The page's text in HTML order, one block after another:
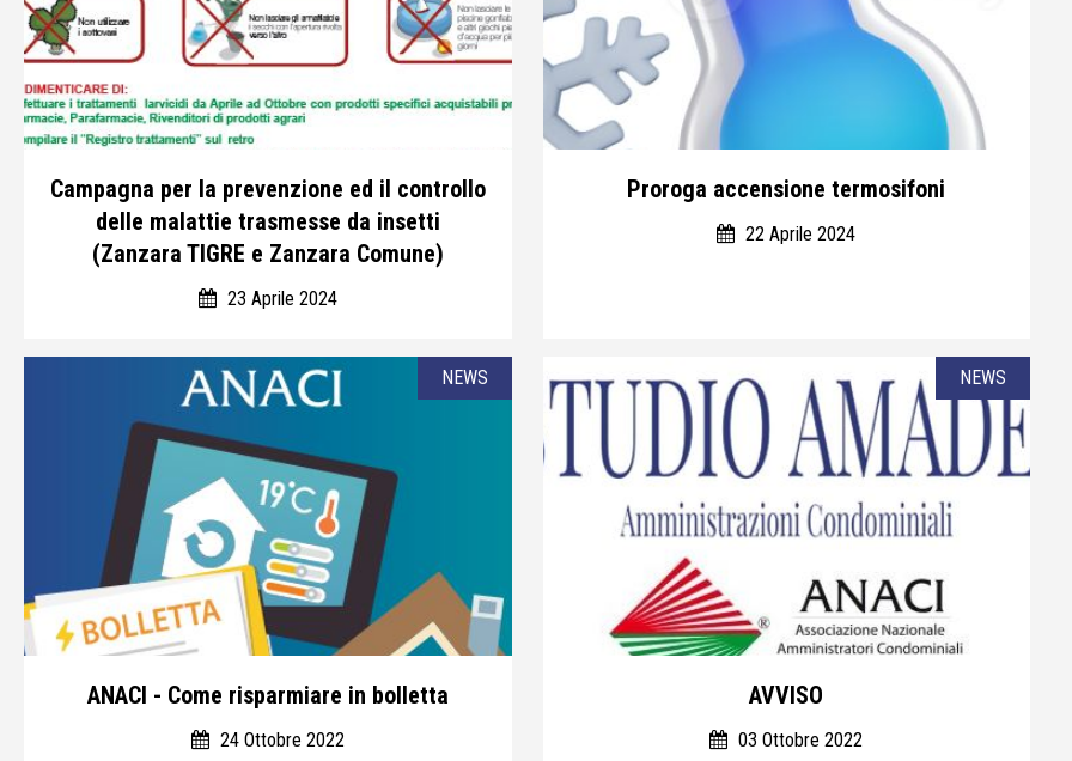
Campagna per la prevenzione ed il controllo
delle malattie trasmesse da insetti
(Zanzara TIGRE e Zanzara Comune)
23 Aprile 2024
Proroga accensione termosifoni
22 Aprile 2024
NEWS
ANACI - Come risparmiare in bolletta
24 Ottobre 2022
NEWS
AVVISO
03 Ottobre 2022